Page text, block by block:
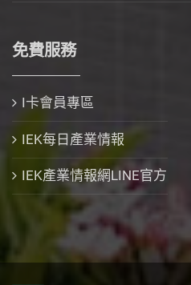
免費服務
I卡會員專區
IEK每日產業情報
IEK產業情報網LINE官方